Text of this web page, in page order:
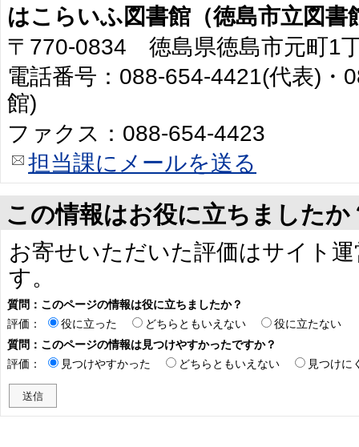
はこらいふ図書館（徳島市立図書
〒770-0834 徳島県徳島市元町1
電話番号：088-654-4421(代表)・
館)
ファクス：088-654-4423
担当課にメールを送る
この情報はお役に立ちましたか
お寄せいただいた評価はサイト
す。
質問：このページの情報は役に立ちましたか？
評価：
役に立った どちらともいえない
役に立たない
質問：このページの情報は見つけやすかったですか？
評価：
見つけやすかった どちらともいえない 見つけに